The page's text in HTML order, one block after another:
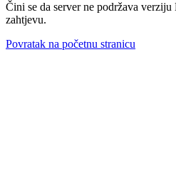
Čini se da server ne podržava
zahtjevu.
Povratak na početnu stranicu